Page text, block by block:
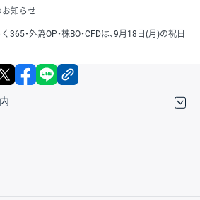
知らせ
365・外為OP・株BO・CFDは、9月18日(月)の祝日
X facebook